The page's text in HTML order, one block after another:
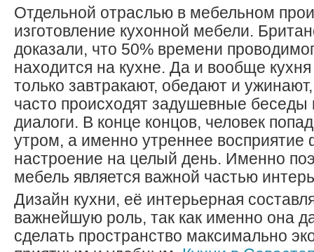
Отдельной отраслью в мебельном
изготовление кухонной мебели.
доказали, что 50% времени
находится на кухне. Да и вообще
только завтракают, обедают и
часто происходят задушевные
диалоги. В конце концов, человек
утром, а именно утреннее восприятие
настроение на целый день. Именно
мебель является важной частью
Дизайн кухни, её интерьерная
важнейшую роль, так как именно она
сделать пространство максимально